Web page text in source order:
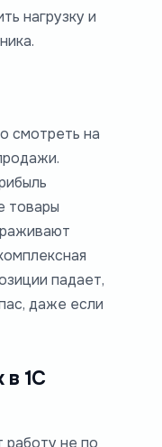
нагрузку и
смотреть на
товары
падает,
даже если
в 1С
работу не по